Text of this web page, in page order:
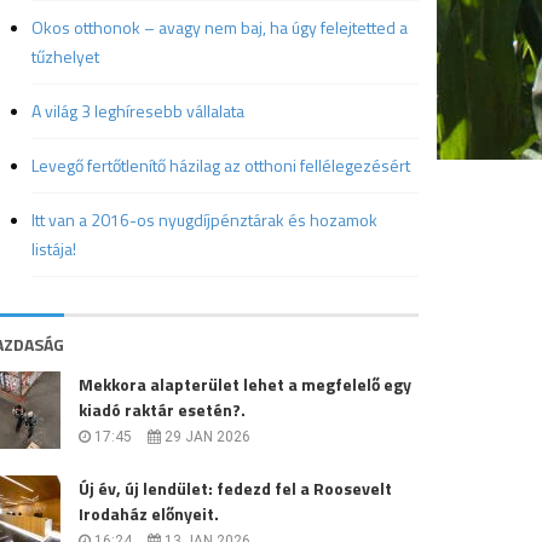
Okos otthonok – avagy nem baj, ha úgy felejtetted a
tűzhelyet
A világ 3 leghíresebb vállalata
Levegő fertőtlenítő házilag az otthoni fellélegezésért
Itt van a 2016-os nyugdíjpénztárak és hozamok
listája!
Mekkora alapterület lehet a megfelelő egy
kiadó raktár esetén?.
17:45 29 JAN 2026
Új év, új lendület: fedezd fel a Roosevelt
Irodaház előnyeit.